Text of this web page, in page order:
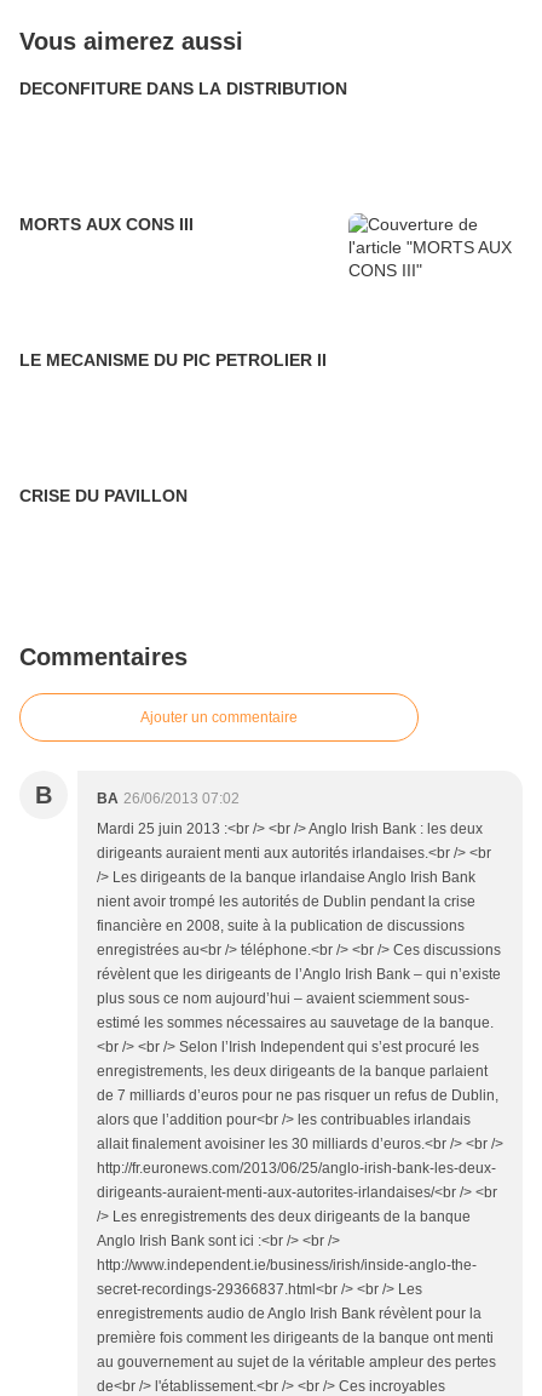
Vous aimerez aussi
DECONFITURE DANS LA DISTRIBUTION
MORTS AUX CONS III
LE MECANISME DU PIC PETROLIER II
CRISE DU PAVILLON
Commentaires
Ajouter un commentaire
B BA 26/06/2013 07:02
Mardi 25 juin 2013 :<br /> <br /> Anglo Irish Bank : les deux
dirigeants auraient menti aux autorités irlandaises.<br /> <br
/> Les dirigeants de la banque irlandaise Anglo Irish Bank
nient avoir trompé les autorités de Dublin pendant la crise
financière en 2008, suite à la publication de discussions
enregistrées au<br /> téléphone.<br /> <br /> Ces discussions
révèlent que les dirigeants de l’Anglo Irish Bank – qui n’existe
plus sous ce nom aujourd’hui – avaient sciemment sous-
estimé les sommes nécessaires au sauvetage de la banque.
<br /> <br /> Selon l’Irish Independent qui s’est procuré les
enregistrements, les deux dirigeants de la banque parlaient
de 7 milliards d’euros pour ne pas risquer un refus de Dublin,
alors que l’addition pour<br /> les contribuables irlandais
allait finalement avoisiner les 30 milliards d’euros.<br /> <br />
http://fr.euronews.com/2013/06/25/anglo-irish-bank-les-deux-
dirigeants-auraient-menti-aux-autorites-irlandaises/<br /> <br
/> Les enregistrements des deux dirigeants de la banque
Anglo Irish Bank sont ici :<br /> <br />
http://www.independent.ie/business/irish/inside-anglo-the-
secret-recordings-29366837.html<br /> <br /> Les
enregistrements audio de Anglo Irish Bank révèlent pour la
première fois comment les dirigeants de la banque ont menti
au gouvernement au sujet de la véritable ampleur des pertes
de<br /> l'établissement.<br /> <br /> Ces incroyables